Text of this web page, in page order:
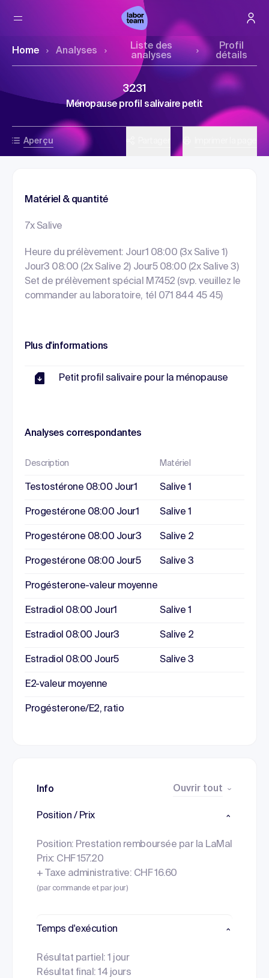
Home Analyses
Liste des
analyses
Profil
détails
Aperçu
3231
Ménopause profil salivaire petit
Matériel & quantité
7x Salive
Heure du prélèvement: Jour1 08:00 (3x Salive 1)
Jour3 08:00 (2x Salive 2) Jour5 08:00 (2x Salive 3)
Set de prélèvement spécial M7452 (svp. veuillez le
commander au laboratoire, tél 071 844 45 45)
Plus d'informations
Petit profil salivaire pour la ménopause
Analyses correspondantes
Description Matériel
Testostérone 08:00 Jour1 Salive 1
Progestérone 08:00 Jour1 Salive 1
Progestérone 08:00 Jour3 Salive 2
Progestérone 08:00 Jour5 Salive 3
Progésterone-valeur moyenne
Estradiol 08:00 Jour1 Salive 1
Estradiol 08:00 Jour3 Salive 2
Estradiol 08:00 Jour5 Salive 3
E2-valeur moyenne
Progésterone/E2, ratio
Info Ouvrir tout
Position / Prix
Position: Prestation remboursée par la LaMal
Prix: CHF 157.20
+ Taxe administrative: CHF 16.60
(par commande et par jour)
Temps d'exécution
Résultat partiel: 1 jour
Résultat final: 14 jours